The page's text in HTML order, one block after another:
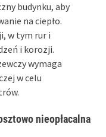
budynku, aby
na ciepło.
w tym rur i
i korozji.
wymaga
w celu
nieopłacalna